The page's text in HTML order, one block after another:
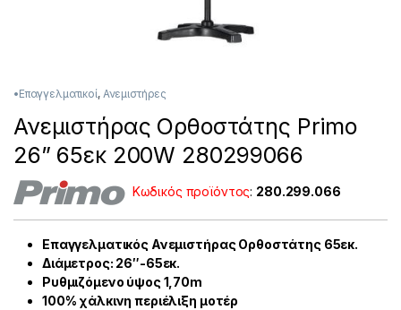
•Επαγγελματικοί, Ανεμιστήρες
Ανεμιστήρας Ορθοστάτης Primo
26” 65εκ 200W 280299066
Κωδικός προϊόντος: 280.299.066
Επαγγελματικός Ανεμιστήρας Ορθοστάτης 65εκ.
Διάμετρος: 26″-65εκ.
Ρυθμιζόμενο ύψος 1,70m
100% χάλκινη περιέλιξη μοτέρ